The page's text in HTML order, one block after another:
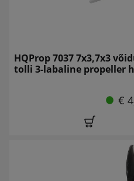
HQProp 7037 7x3,7x3
tolli 3-labaline propeller
€